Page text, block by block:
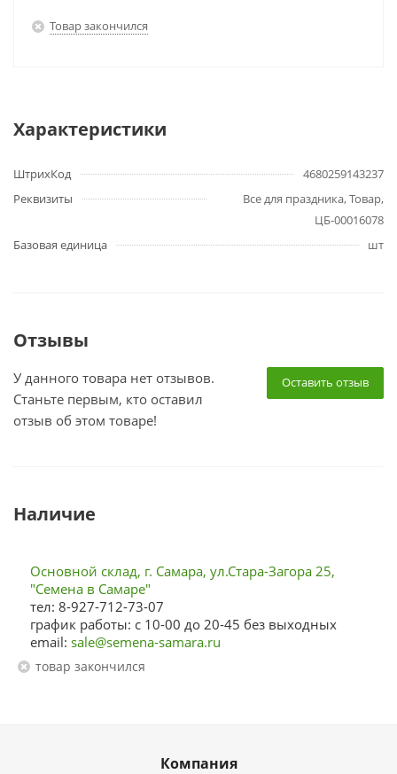
Товар закончился
Характеристики
ШтрихКод
4680259143237
Реквизиты
Все для праздника, Товар,
ЦБ-00016078
Базовая единица
шт
Отзывы
Оставить отзыв
У данного товара нет отзывов.
Станьте первым, кто оставил
отзыв об этом товаре!
Наличие
Основной склад, г. Самара, ул.Стара-Загора 25,
"Семена в Самаре"
тел: 8-927-712-73-07
график работы: с 10-00 до 20-45 без выходных
email: sale@semena-samara.ru
Товар закончился
Компания